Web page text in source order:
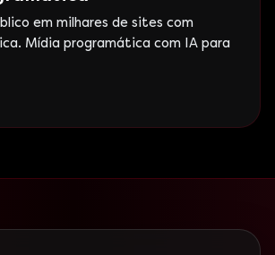
em milhares de sites com
Mídia programática com IA para